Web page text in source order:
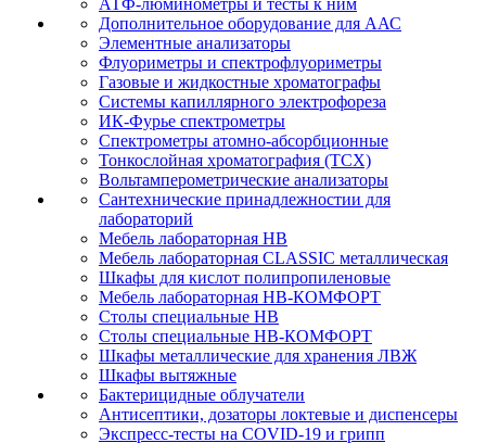
АТФ-люминометры и тесты к ним
Дополнительное оборудование для ААС
Элементные анализаторы
Флуориметры и спектрофлуориметры
Газовые и жидкостные хроматографы
Системы капиллярного электрофореза
ИК-Фурье спектрометры
Спектрометры атомно-абсорбционные
Тонкослойная хроматография (ТСХ)
Вольтамперометрические анализаторы
Сантехнические принадлежностии для
лабораторий
Мебель лабораторная НВ
Мебель лабораторная CLASSIC металлическая
Шкафы для кислот полипропиленовые
Мебель лабораторная НВ-КОМФОРТ
Столы специальные НВ
Столы специальные НВ-КОМФОРТ
Шкафы металлические для хранения ЛВЖ
Шкафы вытяжные
Бактерицидные облучатели
Антисептики, дозаторы локтевые и диспенсеры
Экспресс-тесты на COVID-19 и грипп